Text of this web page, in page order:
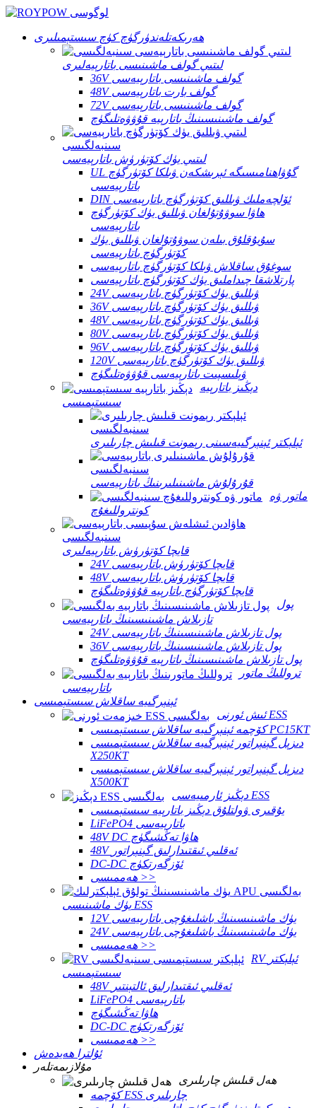
ھەرىكەتلەندۈرگۈچ كۈچ سىستېمىلىرى
لىتىي گولف ماشىنىسى باتارېيەلىرى
36V گولف ماشىنىسى باتارېيەسى
48V گولف بارت باتارېيەسى
72V گولف ماشىنىسى باتارېيەسى
گولف ماشىنىسىنىڭ باتارېيە قۇۋۋەتلىگۈچ
لىتىي يۈك كۆتۈرۈش باتارېيەسى
UL گۇۋاھنامىسىگە ئېرىشكەن ۋىلكا كۆتۈرگۈچ
باتارېيەسى
DIN ئۆلچەملىك ۋىللىق كۆتۈرگۈچ باتارېيەسى
ھاۋا سوۋۇتۇلغان ۋىللىق يۈك كۆتۈرگۈچ
باتارېيەسى
سۇيۇقلۇق بىلەن سوۋۇتۇلغان ۋىللىق يۈك
كۆتۈرگۈچ باتارېيەسى
سوغۇق ساقلاش ۋىلكا كۆتۈرگۈچ باتارېيەسى
پارتلاشقا چىداملىق يۈك كۆتۈرگۈچ باتارېيەسى
24V ۋىللىق يۈك كۆتۈرگۈچ باتارېيەسى
36V ۋىللىق يۈك كۆتۈرگۈچ باتارېيەسى
48V ۋىللىق يۈك كۆتۈرگۈچ باتارېيەسى
80V ۋىللىق يۈك كۆتۈرگۈچ باتارېيەسى
96V ۋىللىق يۈك كۆتۈرگۈچ باتارېيەسى
120V ۋىللىق يۈك كۆتۈرگۈچ باتارېيەسى
ۋېلىسپىت باتارېيەسى قۇۋۋەتلىگۈچ
دېڭىز باتارېيە
سىستېمىسى
ئېلېكتر ئېنېرگىيەسىنى رېمونت قىلىش چارىلىرى
قۇرۇلۇش ماشىنىلىرىنىڭ باتارېيەسى
ماتور ۋە
كونتروللىغۇچ
قايچا كۆتۈرۈش باتارېيەلىرى
24V قايچا كۆتۈرۈش باتارېيەسى
48V قايچا كۆتۈرۈش باتارېيەسى
قايچا كۆتۈرگۈچ باتارېيە قۇۋۋەتلىگۈچ
پول
تازىلاش ماشىنىسىنىڭ باتارېيەسى
24V پول تازىلاش ماشىنىسىنىڭ باتارېيەسى
36V پول تازىلاش ماشىنىسىنىڭ باتارېيەسى
پول تازىلاش ماشىنىسىنىڭ باتارېيە قۇۋۋەتلىگۈچ
تروللىڭ ماتور
باتارېيەسى
ئېنېرگىيە ساقلاش سىستېمىسى
ئىش ئورنى ESS
كۆچمە ئېنېرگىيە ساقلاش سىستېمىسى PC15KT
دىزېل گېنېراتور ئېنېرگىيە ساقلاش سىستېمىسى
X250KT
دىزېل گېنېراتور ئېنېرگىيە ساقلاش سىستېمىسى
X500KT
دېڭىز ئارمىيەسى ESS
يۇقىرى ۋولتلۇق دېڭىز باتارېيە سىستېمىسى
LiFePO4 باتارېيەسى
48V DC ھاۋا تەڭشىگۈچ
48V ئەقلىي ئىقتىدارلىق گېنېراتور
DC-DC ئۆزگەرتكۈچ
ھەممىسى >>
يۈك ماشىنىسى ESS
12V يۈك ماشىنىسىنىڭ باشلىغۇچى باتارېيەسى
24V يۈك ماشىنىسىنىڭ باشلىغۇچى باتارېيەسى
ھەممىسى >>
RV ئېلېكتر
سىستېمىسى
48V ئەقلىي ئىقتىدارلىق ئالتېنتىر
LiFePO4 باتارېيەسى
ھاۋا تەڭشىگۈچ
DC-DC ئۆزگەرتكۈچ
ھەممىسى >>
ئۇلترا ھەيدەش
مۇلازىمەتلەر
ھەل قىلىش چارىلىرى
كۆچمە ESS چارىلىرى